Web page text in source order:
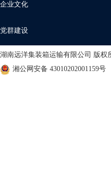
企业文化
党群建设
湖南远洋集装箱运输有限公司 版
湘公网安备 43010202001159号